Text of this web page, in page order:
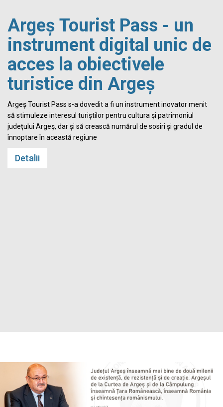
Argeș Tourist Pass - un
instrument digital unic de
acces la obiectivele
turistice din Argeș
Argeș Tourist Pass s-a dovedit a fi un instrument inovator menit
să stimuleze interesul turiștilor pentru cultura și patrimoniul
județului Argeș, dar și să crească numărul de sosiri și gradul de
înnoptare în această regiune
Detalii